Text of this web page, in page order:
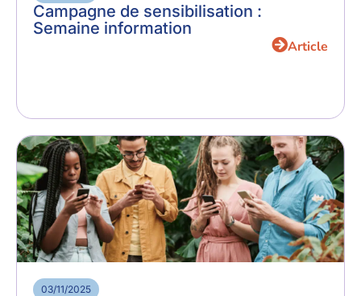
Campagne de sensibilisation :
Semaine information
Article
03/11/2025